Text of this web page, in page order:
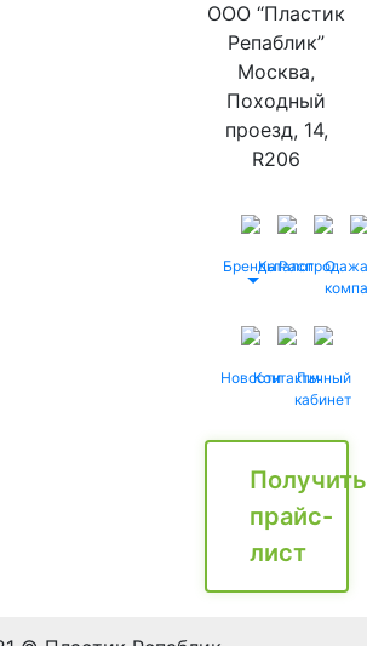
ООО “Пластик
Репаблик”
Москва,
Походный
проезд, 14,
R206
БрендыКаталог
Распродажа
О
НовостиКонтактыЛичный
кабинет
Получить
прайс-
лист